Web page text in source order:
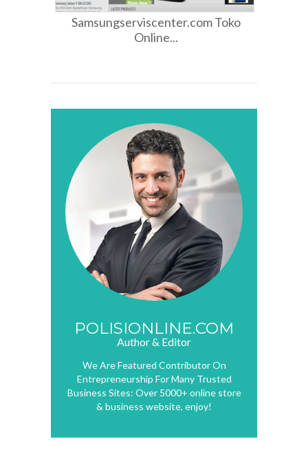
Samsungserviscenter.com Toko
Online...
POLISIONLINE.COM
Author & Editor
We Are Featured Contributor On
Entrepreneurship For Many Trusted
Business Sites: Over 5000+ online store
& business website, enjoy!